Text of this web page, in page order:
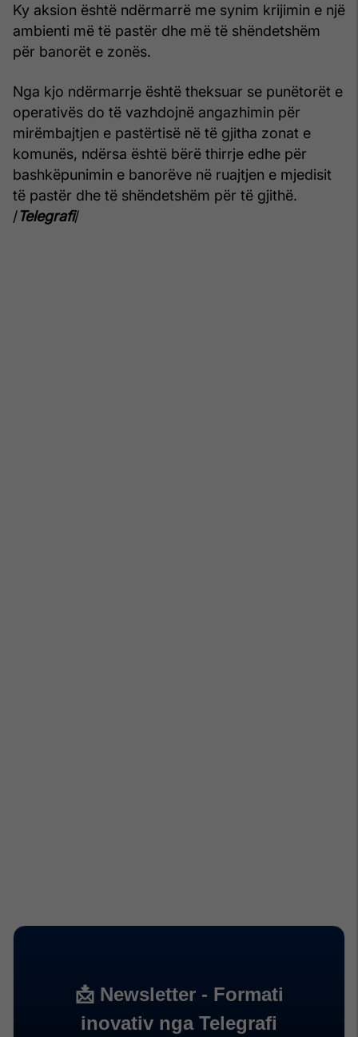
Ky aksion është ndërmarrë me synim krijimin e një
ambienti më të pastër dhe më të shëndetshëm
për banorët e zonës.
Nga kjo ndërmarrje është theksuar se punëtorët e
operativës do të vazhdojnë angazhimin për
mirëmbajtjen e pastërtisë në të gjitha zonat e
komunës, ndërsa është bërë thirrje edhe për
bashkëpunimin e banorëve në ruajtjen e mjedisit
të pastër dhe të shëndetshëm për të gjithë.
/Telegrafi/